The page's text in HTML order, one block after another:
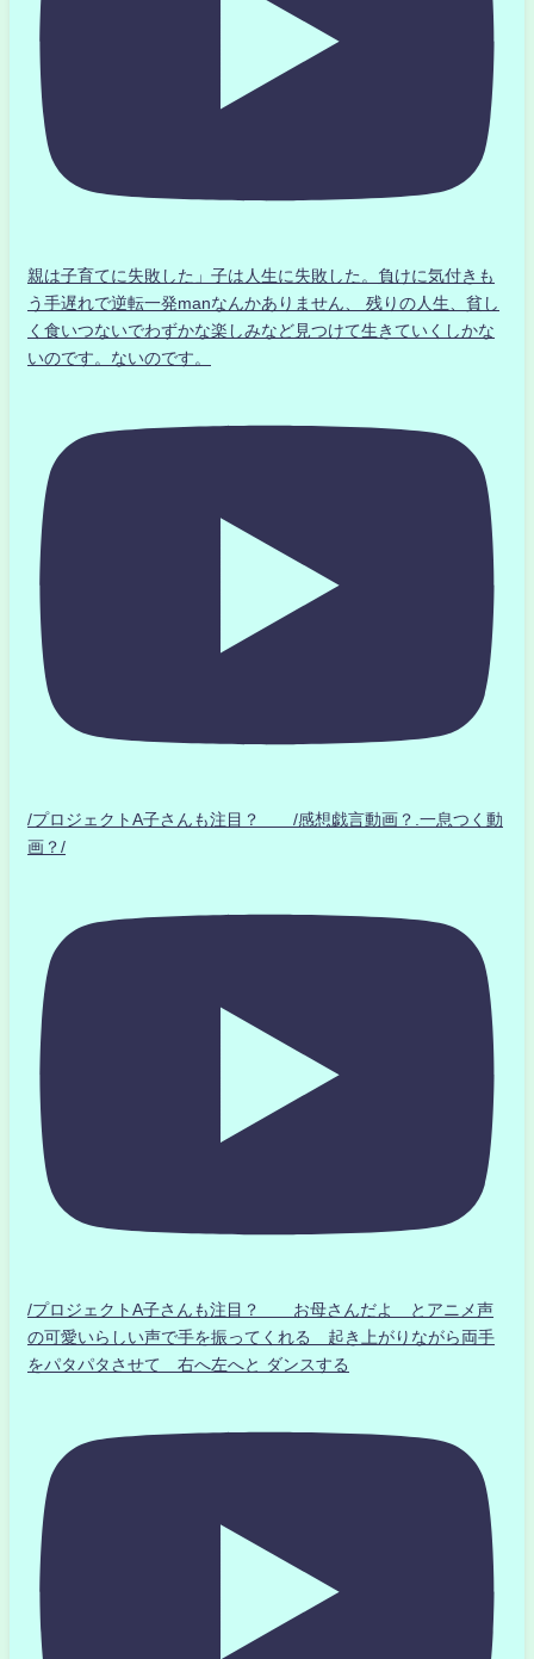
親は子育てに失敗した」子は人生に失敗した。負けに気付きも
う手遅れで逆転一発manなんかありません、 残りの人生、貧し
く食いつないでわずかな楽しみなど見つけて生きていくしかな
いのです。ないのです。
/プロジェクトA子さんも注目？ /感想戯言動画？.一息つく動
画？/
/プロジェクトA子さんも注目？ お母さんだよ とアニメ声
の可愛いらしい声で手を振ってくれる 起き上がりながら両手
をパタパタさせて 右へ左へと ダンスする